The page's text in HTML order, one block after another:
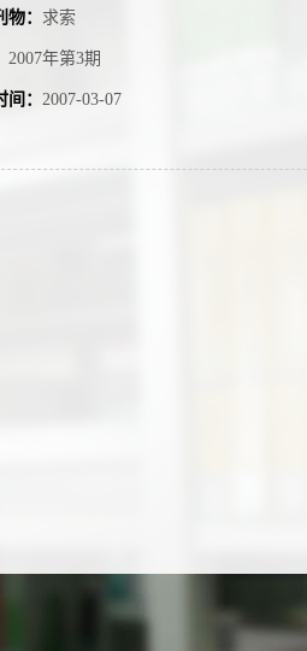
： 求索
2007年第3期
： 2007-03-07